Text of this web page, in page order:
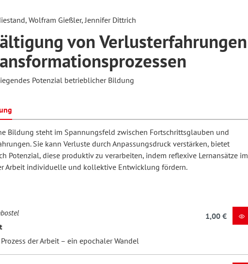
BildungBildung
Schule und Unterricht
und Wissenschaft
Arbeit
und
forum
Erwachsenenbildung
für
Wolfram Gießler, Jennifer Dittrich
von Verlusterfahrungen
Potenzial betrieblicher Bildung
Bildung steht im Spannungsfeld zwischen Fortschrittsglauben und
Sie kann Verluste durch Anpassungsdruck verstärken, bietet
Potenzial, diese produktiv zu verarbeiten, indem reflexive Lernansätze im
Arbeit individuelle und kollektive Entwicklung fördern.
der Arbeit – ein epochaler Wandel
1,00 €